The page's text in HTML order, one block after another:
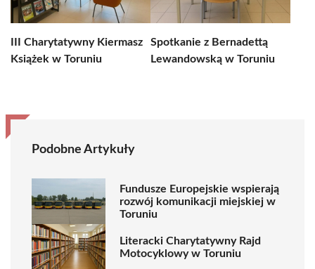
III Charytatywny Kiermasz
Książek w Toruniu
Spotkanie z Bernadettą
Lewandowską w Toruniu
Podobne Artykuły
Fundusze Europejskie wspierają
rozwój komunikacji miejskiej w
Toruniu
Literacki Charytatywny Rajd
Motocyklowy w Toruniu